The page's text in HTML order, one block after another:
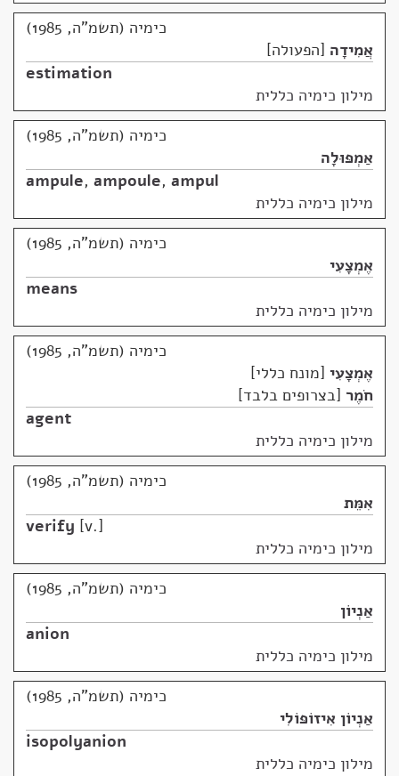
כימיה (תשמ"ה, 1985)
אֲמִידָה הפעולה
estimation
מילון כימיה כללית
כימיה (תשמ"ה, 1985)
אַמְפּוּלָה
ampule, ampoule, ampul
מילון כימיה כללית
כימיה (תשמ"ה, 1985)
אֶמְצָעִי
means
מילון כימיה כללית
כימיה (תשמ"ה, 1985)
אֶמְצָעִי מונח כללי
חֹמֶר בצרופים בלבד
agent
מילון כימיה כללית
כימיה (תשמ"ה, 1985)
אִמֵּת
verify v.
מילון כימיה כללית
כימיה (תשמ"ה, 1985)
אַנְיוֹן
anion
מילון כימיה כללית
כימיה (תשמ"ה, 1985)
אַנְיוֹן אִיזוֹפּוֹלִי
isopolyanion
מילון כימיה כללית